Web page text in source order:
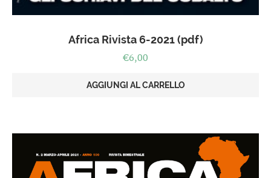
Africa Rivista 6-2021 (pdf)
€6,00
AGGIUNGI AL CARRELLO